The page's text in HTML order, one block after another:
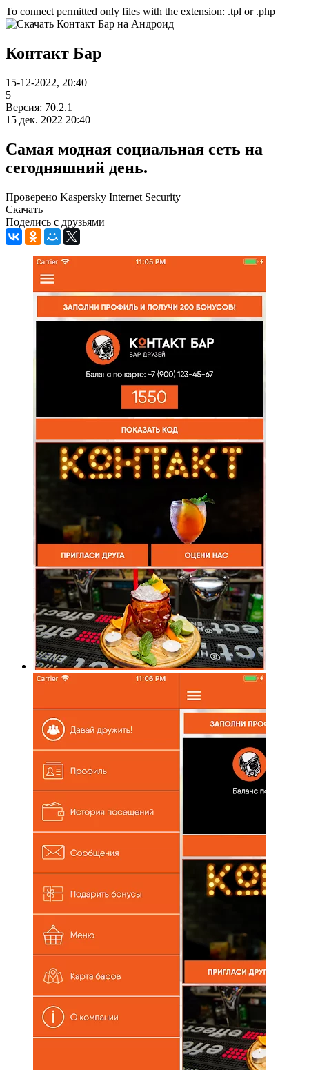
To connect permitted only files with the extension: .tpl or .php
Контакт Бар
15-12-2022, 20:40
5
Версия: 70.2.1
15 дек. 2022 20:40
Самая модная социальная сеть на
сегодняшний день.
Проверено Kaspersky Internet Security
Скачать
Поделись с друзьями